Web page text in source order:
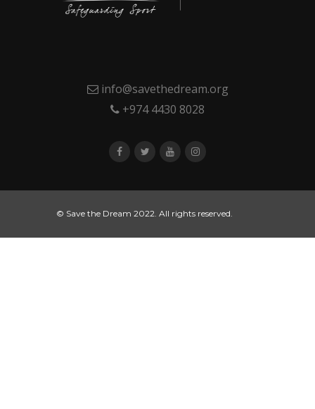
info@savethedream.org
+974 4430 8028
© Save the Dream 2022. All rights reserved.